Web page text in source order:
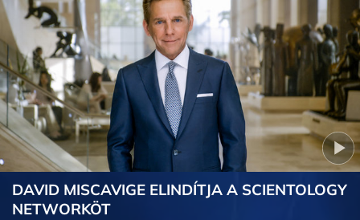
DAVID MISCAVIGE ELINDÍTJA A SCIENTOLOGY
NETWORKÖT